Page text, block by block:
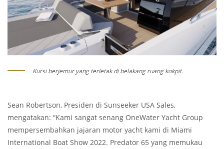
Kursi berjemur yang terletak di belakang ruang kokpit.
Sean Robertson, Presiden di Sunseeker USA Sales,
mengatakan: “Kami sangat senang OneWater Yacht Group
mempersembahkan jajaran motor yacht kami di Miami
International Boat Show 2022. Predator 65 yang memukau